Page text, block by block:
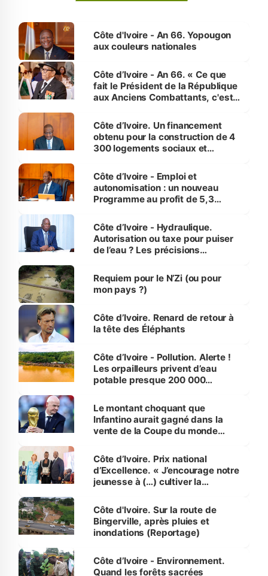
Côte d'Ivoire - An 66. Yopougon
aux couleurs nationales
Côte d’Ivoire - An 66. « Ce que
fait le Président de la République
aux Anciens Combattants, c'est
Côte d’Ivoire. Un financement
obtenu pour la construction de 4
300 logements sociaux et
et Yamoussoukro
Côte d’Ivoire - Emploi et
autonomisation : un nouveau
Programme au profit de 5,3
Côte d’Ivoire - Hydraulique.
Autorisation ou taxe pour puiser
de l’eau ? Les précisions
Requiem pour le N’Zi (ou pour
mon pays ?)
Côte d’Ivoire. Renard de retour à
la tête des Éléphants
Côte d’Ivoire - Pollution. Alerte !
Les orpailleurs privent d’eau
potable presque 200 000
Le montant choquant que
Infantino aurait gagné dans la
vente de la Coupe du monde
Côte d’Ivoire. Prix national
d’Excellence. « J’encourage notre
jeunesse à (…) cultiver la
(Alassane Ouattara
Côte d'Ivoire. Sur la route de
Bingerville, après pluies et
inondations (Reportage)
Côte d’Ivoire - Environnement.
Quand les forêts sacrées